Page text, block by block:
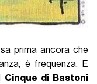
prima ancora che
è frequenza. E
Cinque di Bastoni